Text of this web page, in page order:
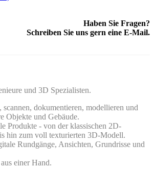
Haben Sie Fragen?
Schreiben Sie uns gern eine E-Mail.
und 3D Spezialisten.
scannen, dokumentieren, modellieren und
Objekte und Gebäude.
Produkte - von der klassischen 2D-
hin zum voll texturierten 3D-Modell.
Rundgänge, Ansichten, Grundrisse und
einer Hand.